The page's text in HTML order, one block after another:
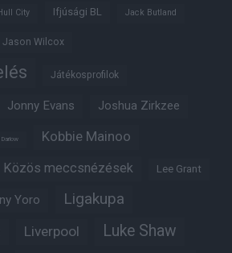
City Ifjúsági BL Jack Butland
Jason Wilcox
Játékosprofilok
Jonny Evans Joshua Zirkzee
Darlow Kobbie Mainoo
Közös meccsnézések Lee Grant
Yoro Ligakupa
Liverpool Luke Shaw